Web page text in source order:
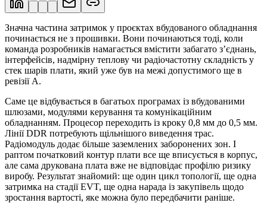
Значна частина затримок у проєктах вбудованого обладнання
починається не з прошивки. Вони починаються тоді, коли
команда розробників намагається вмістити забагато з’єднань,
інтерфейсів, надмірну теплову чи радіочастотну складність у
стек шарів плати, який уже був на межі допустимого ще в
ревізії A.
Саме це відбувається в багатьох програмах із вбудованими
шлюзами, модулями керування та комунікаційним
обладнанням. Процесор переходить із кроку 0,8 мм до 0,5 мм.
Лінії DDR потребують щільнішого виведення трас.
Радіомодуль додає більше заземлених заборонених зон. І
раптом початковий контур плати все ще вписується в корпус,
але сама друкована плата вже не відповідає профілю ризику
виробу. Результат знайомий: ще один цикл топології, ще одна
затримка на стадії EVT, ще одна нарада із закупівель щодо
зростання вартості, яке можна було передбачити раніше.